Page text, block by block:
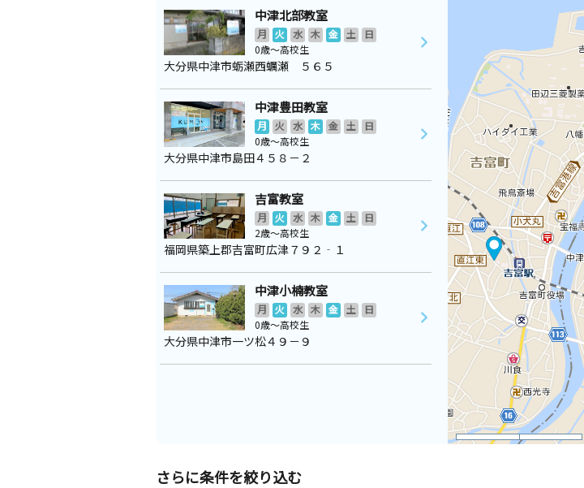
中津北部教室
月 火 水 木 金 土
日
0歳～高校生
大分県中津市蛎瀬西蠣瀬 ５６５
中津豊田教室
月 火 水 木 金 土
日
0歳～高校生
大分県中津市島田４５８－２
吉富教室
月 火 水 木 金 土
日
2歳～高校生
福岡県築上郡吉富町広津７９２‐１
中津小楠教室
月 火 水 木 金 土
日
0歳～高校生
大分県中津市一ツ松４９－９
さらに条件を絞り込む